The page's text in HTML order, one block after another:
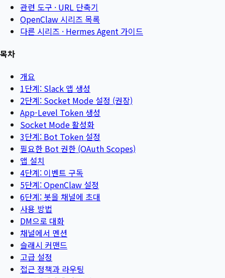
관련 도구 · URL 단축기
OpenClaw 시리즈 목록
다른 시리즈 · Hermes Agent 가이드
목차
개요
1단계: Slack 앱 생성
2단계: Socket Mode 설정 (권장)
App-Level Token 생성
Socket Mode 활성화
3단계: Bot Token 설정
필요한 Bot 권한 (OAuth Scopes)
앱 설치
4단계: 이벤트 구독
5단계: OpenClaw 설정
6단계: 봇을 채널에 초대
사용 방법
DM으로 대화
채널에서 멘션
슬래시 커맨드
고급 설정
접근 정책과 라우팅